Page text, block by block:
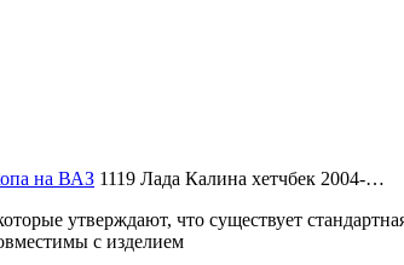
на ВАЗ 1119 Лада Калина хетчбек 2004-…
утверждают, что существует
с изделием